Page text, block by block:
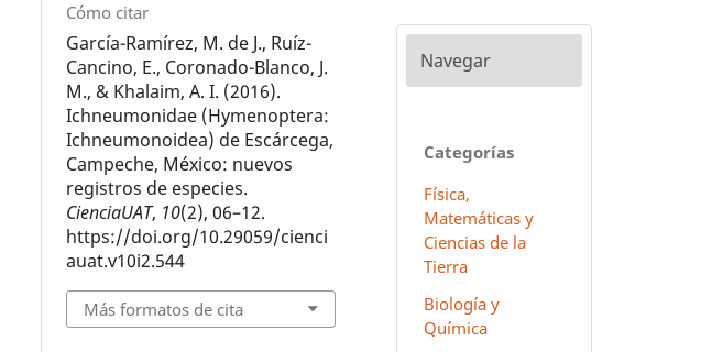
Cómo citar
García-Ramírez, M. de J., Ruíz-
Cancino, E., Coronado-Blanco, J.
M., & Khalaim, A. I. (2016).
Ichneumonidae (Hymenoptera:
Ichneumonoidea) de Escárcega,
Campeche, México: nuevos
registros de especies.
CienciaUAT, 10(2), 06–12.
https://doi.org/10.29059/cienci
auat.v10i2.544
Más formatos de cita
Navegar
Categorías
Física,
Matemáticas y
Ciencias de la
Tierra
Biología y
Química